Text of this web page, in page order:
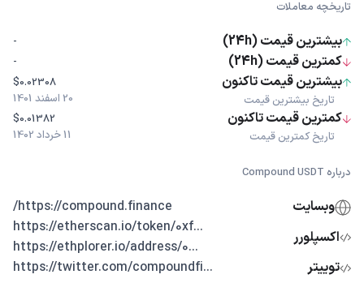
تاریخچه معاملات
بیشترین قیمت (24h) -
کمترین قیمت (24h) -
بیشترین قیمت تاکنون
تاریخ بیشترین قیمت
$0.02308
20 اسفند 1401
کمترین قیمت تاکنون
تاریخ کمترین قیمت
$0.01382
11 خرداد 1402
درباره Compound USDT
وبسایت
https://compound.finance/
اکسپلورر
...https://etherscan.io/token/0xf
...https://ethplorer.io/address/0
توییتر
...https://twitter.com/compoundfi